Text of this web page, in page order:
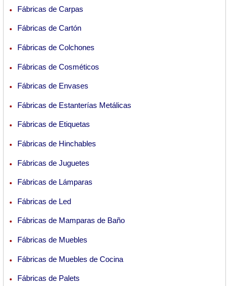
Fábricas de Carpas
Fábricas de Cartón
Fábricas de Colchones
Fábricas de Cosméticos
Fábricas de Envases
Fábricas de Estanterías Metálicas
Fábricas de Etiquetas
Fábricas de Hinchables
Fábricas de Juguetes
Fábricas de Lámparas
Fábricas de Led
Fábricas de Mamparas de Baño
Fábricas de Muebles
Fábricas de Muebles de Cocina
Fábricas de Palets